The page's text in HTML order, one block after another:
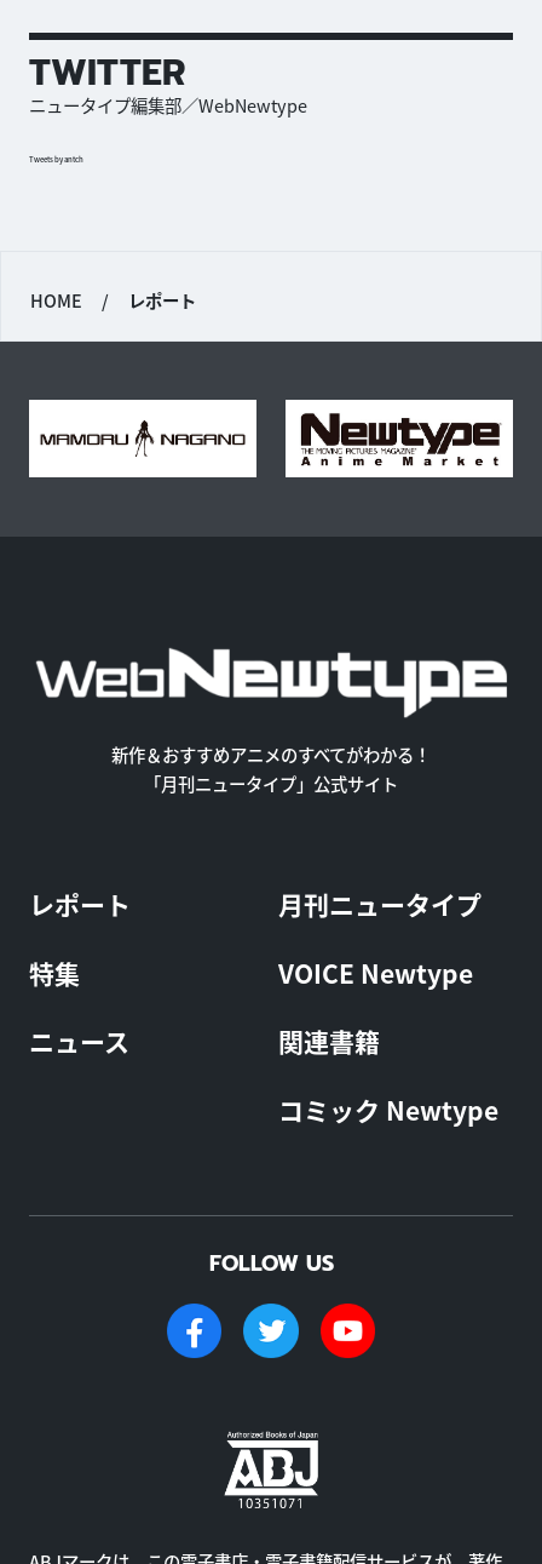
TWITTER
ニュータイプ編集部／WebNewtype
Tweets by antch
HOME / レポート
新作＆おすすめアニメのすべてがわかる！
「月刊ニュータイプ」公式サイト
レポート
特集
ニュース
月刊ニュータイプ
VOICE Newtype
関連書籍
コミック Newtype
FOLLOW US